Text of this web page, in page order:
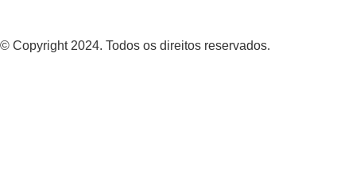
© Copyright 2024. Todos os direitos reservados.